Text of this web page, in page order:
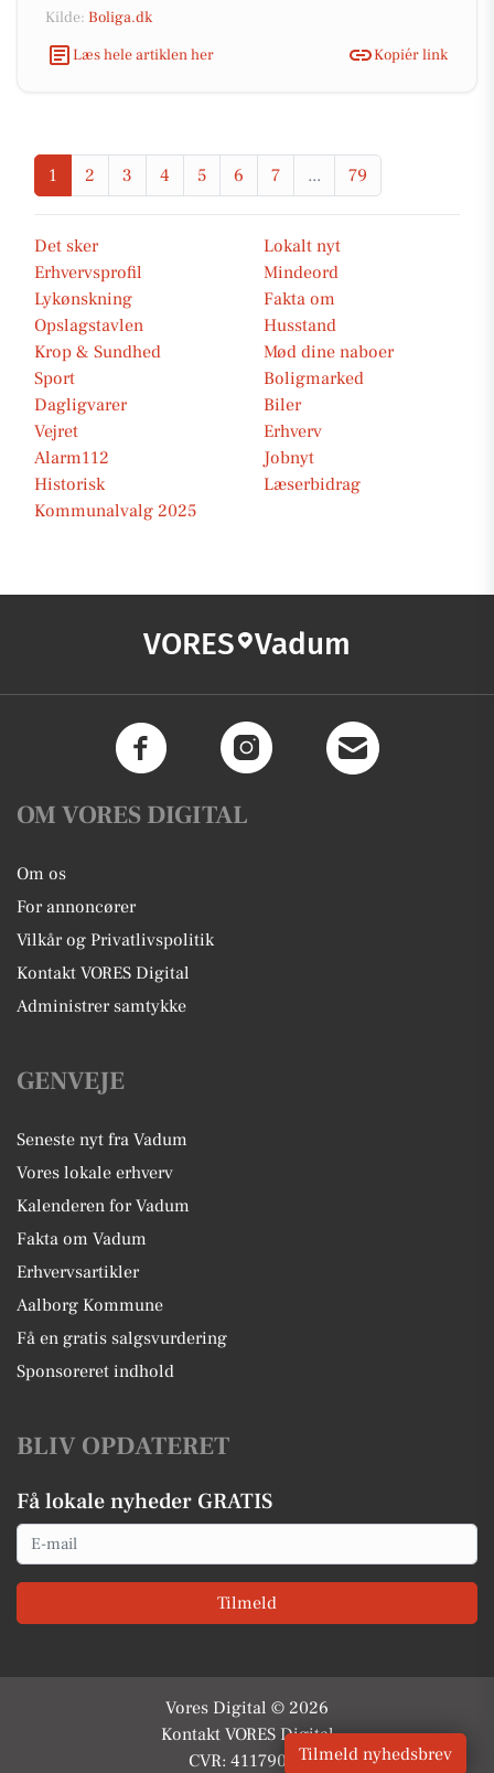
Kilde: Boliga.dk
Læs hele artiklen her
Kopiér link
1 2 3 4 5 6 7 ... 79
Det sker
Lokalt nyt
Erhvervsprofil
Mindeord
Lykønskning
Fakta om
Opslagstavlen
Husstand
Krop & Sundhed
Mød dine naboer
Sport
Boligmarked
Dagligvarer
Biler
Vejret
Erhverv
Alarm112
Jobnyt
Historisk
Læserbidrag
Kommunalvalg 2025
VORES Vadum
OM VORES DIGITAL
Om os
For annoncører
Vilkår og Privatlivspolitik
Kontakt VORES Digital
Administrer samtykke
GENVEJE
Seneste nyt fra Vadum
Vores lokale erhverv
Kalenderen for Vadum
Fakta om Vadum
Erhvervsartikler
Aalborg Kommune
Få en gratis salgsvurdering
Sponsoreret indhold
BLIV OPDATERET
Få lokale nyheder GRATIS
Email
Tilmeld
Vores Digital © 2026
Kontakt VORES Digital
CVR: 41179082Tilmeld nyhedsbrev